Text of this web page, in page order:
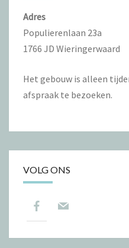
Adres
Populierenlaan 23a
1766 JD Wieringerwaard
Het gebouw is alleen
afspraak te bezoeken.
VOLG ONS